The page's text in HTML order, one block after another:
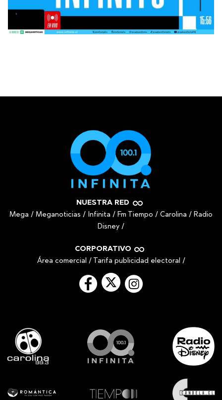
NUESTRA RED
Mega / Meganoticias / Infinita / Fm Tiempo / Carolina / Radio
Disney /
CORPORATIVO
Área comercial / Tarifa publicidad electoral /